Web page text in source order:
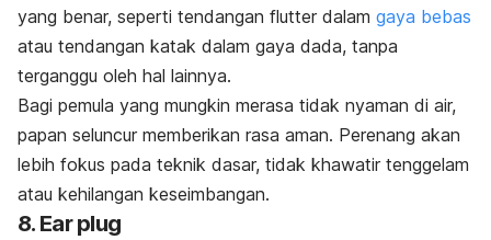
yang benar, seperti tendangan flutter dalam gaya bebas
atau tendangan katak dalam gaya dada, tanpa
terganggu oleh hal lainnya.
Bagi pemula yang mungkin merasa tidak nyaman di air,
papan seluncur memberikan rasa aman. Perenang akan
lebih fokus pada teknik dasar, tidak khawatir tenggelam
atau kehilangan keseimbangan.
8. Ear plug